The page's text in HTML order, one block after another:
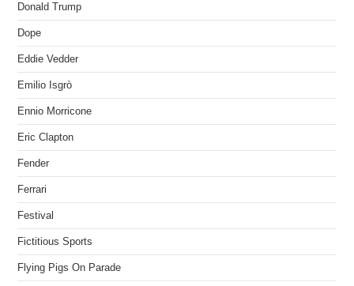
Donald Trump
Dope
Eddie Vedder
Emilio Isgrò
Ennio Morricone
Eric Clapton
Fender
Ferrari
Festival
Fictitious Sports
Flying Pigs On Parade